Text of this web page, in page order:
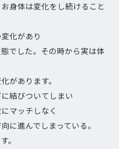
身体は変化をし続けること
化があり
でした。その時から実は体
があります。
結びついてしまい
マッチしなく
に進んでしまっている。
。